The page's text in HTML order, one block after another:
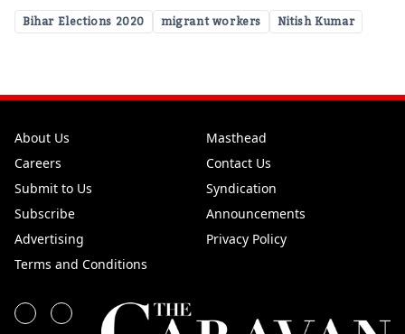
Bihar Elections 2020 migrant workers Nitish Kumar
About Us
Masthead
Careers
Contact Us
Submit to Us
Syndication
Subscribe
Announcements
Advertising
Privacy Policy
Terms and Conditions